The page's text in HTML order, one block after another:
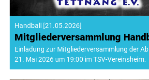
Handball [21.05.2026]
Mitgliederversammlung
Einladung zur Mitgliederversammlung der
21. Mai 2026 um 19:00 im TSV-Vereinsheim.